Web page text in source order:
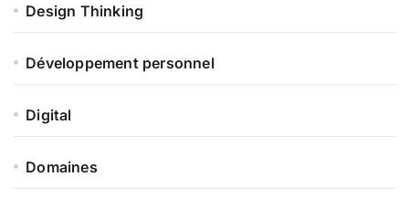
Design Thinking
Développement personnel
Digital
Domaines